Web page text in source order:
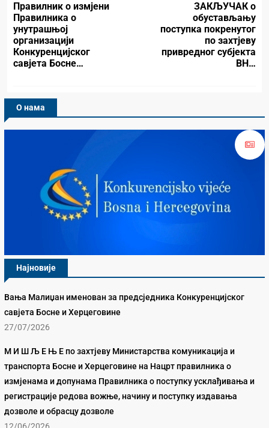
Правилник о измјени
Правилника о
унутрашњој
организацији
Конкуренцијског
савјета Босне…
ЗАКЉУЧАК о
обустављању
поступка покренутог
по захтјеву
привредног субјекта
BH…
О нама
Најновије
Вања Малиџан именован за предсједника Конкуренцијског
савјета Босне и Херцеговине
27/07/2026
М И Ш Љ Е Њ Е по захтјеву Министарства комуникација и
транспорта Босне и Херцеговине на Нацрт правилника о
измјенама и допунама Правилника о поступку усклађивања и
регистрације редова вожње, начину и поступку издавања
дозволе и обрасцу дозволе